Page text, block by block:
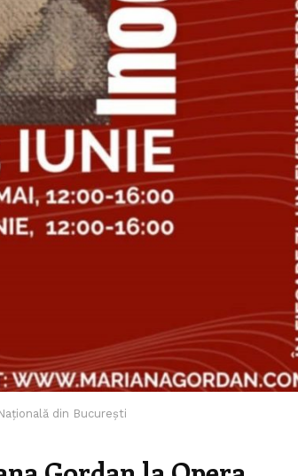
din București